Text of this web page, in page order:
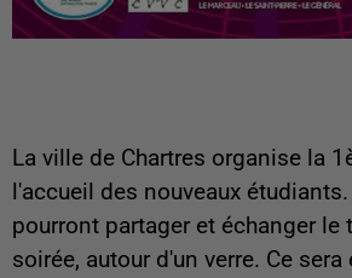
La ville de Chartres organise la
l'accueil des nouveaux
pourront partager et échanger le
soirée, autour d'un verre. Ce